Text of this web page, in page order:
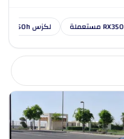
لكزس RX450h مستعملة